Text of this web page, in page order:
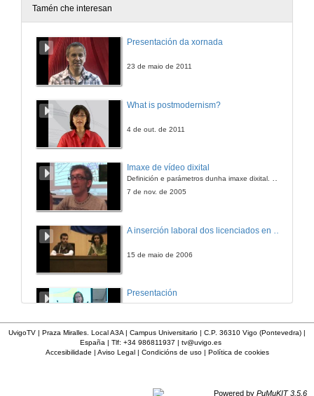
Tamén che interesan
Presentación da xornada
23 de maio de 2011
What is postmodernism?
4 de out. de 2011
Imaxe de vídeo dixital
7 de nov. de 2005
15 de maio de 2006
Presentación
UvigoTV | Praza Miralles. Local A3A | Campus Universitario | C.P. 36310 Vigo (Pontevedra) |
España | Tlf: +34 986811937 | tv@uvigo.es
Accesibilidade | Aviso Legal| Condicións de uso| Política de cookies
Powered by PuMuKIT 3.5.6